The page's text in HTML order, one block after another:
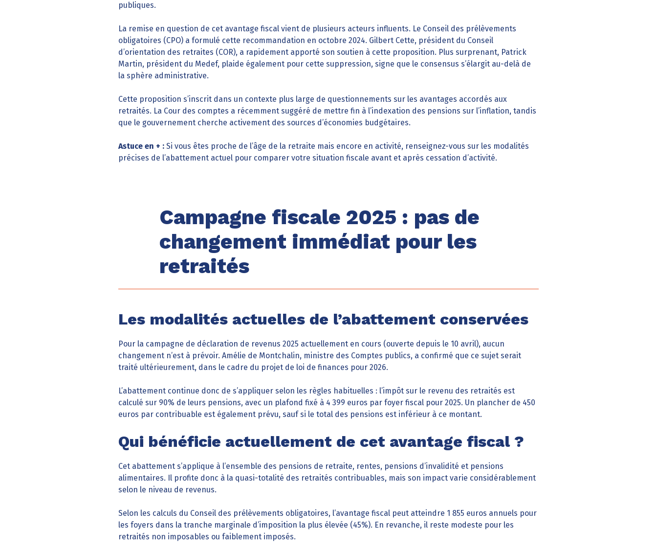
publiques.
La remise en question de cet avantage fiscal vient de plusieurs acteurs influents. Le Conseil des prélèvements
obligatoires (CPO) a formulé cette recommandation en octobre 2024. Gilbert Cette, président du Conseil
d’orientation des retraites (COR), a rapidement apporté son soutien à cette proposition. Plus surprenant, Patrick
Martin, président du Medef, plaide également pour cette suppression, signe que le consensus s’élargit au-delà de
la sphère administrative.
Cette proposition s’inscrit dans un contexte plus large de questionnements sur les avantages accordés aux
retraités. La Cour des comptes a récemment suggéré de mettre fin à l’indexation des pensions sur l’inflation, tandis
que le gouvernement cherche activement des sources d’économies budgétaires.
Astuce en + : Si vous êtes proche de l’âge de la retraite mais encore en activité, renseignez-vous sur les modalités
précises de l’abattement actuel pour comparer votre situation fiscale avant et après cessation d’activité.
Campagne fiscale 2025 : pas de
changement immédiat pour les
retraités
Les modalités actuelles de l’abattement conservées
Pour la campagne de déclaration de revenus 2025 actuellement en cours (ouverte depuis le 10 avril), aucun
changement n’est à prévoir. Amélie de Montchalin, ministre des Comptes publics, a confirmé que ce sujet serait
traité ultérieurement, dans le cadre du projet de loi de finances pour 2026.
L’abattement continue donc de s’appliquer selon les règles habituelles : l’impôt sur le revenu des retraités est
calculé sur 90% de leurs pensions, avec un plafond fixé à 4 399 euros par foyer fiscal pour 2025. Un plancher de 450
euros par contribuable est également prévu, sauf si le total des pensions est inférieur à ce montant.
Qui bénéficie actuellement de cet avantage fiscal ?
Cet abattement s’applique à l’ensemble des pensions de retraite, rentes, pensions d’invalidité et pensions
alimentaires. Il profite donc à la quasi-totalité des retraités contribuables, mais son impact varie considérablement
selon le niveau de revenus.
Selon les calculs du Conseil des prélèvements obligatoires, l’avantage fiscal peut atteindre 1 855 euros annuels pour
les foyers dans la tranche marginale d’imposition la plus élevée (45%). En revanche, il reste modeste pour les
retraités non imposables ou faiblement imposés.